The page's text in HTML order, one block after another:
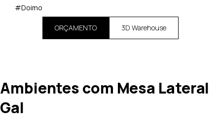
#Doimo
ORÇAMENTO 3D Warehouse
Ambientes com Mesa Lateral
Gal